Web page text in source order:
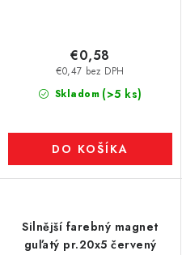
Skladom (>5 ks)
€0,47 bez DPH
€0,58
DO KOŠÍKA
Silnější farebný magnet
guľatý pr.20x5 červený